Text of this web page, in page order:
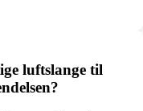
luftslange til